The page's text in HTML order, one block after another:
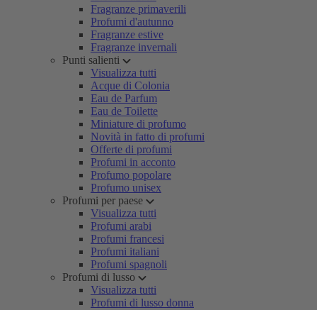
Fragranze primaverili
Profumi d'autunno
Fragranze estive
Fragranze invernali
Punti salienti
Visualizza tutti
Acque di Colonia
Eau de Parfum
Eau de Toilette
Miniature di profumo
Novità in fatto di profumi
Offerte di profumi
Profumi in acconto
Profumo popolare
Profumo unisex
Profumi per paese
Visualizza tutti
Profumi arabi
Profumi francesi
Profumi italiani
Profumi spagnoli
Profumi di lusso
Visualizza tutti
Profumi di lusso donna